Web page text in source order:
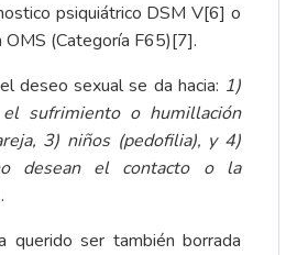
psiquiátrico DSM V[6] o
(Categoría F65)[7].
deseo sexual se da hacia: 1)
sufrimiento o humillación
3) niños (pedofilia), y 4)
desean el contacto o la
.
querido ser también borrada